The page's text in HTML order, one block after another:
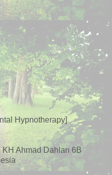
Hypnotherapy]
Ahmad Dahlan 6B